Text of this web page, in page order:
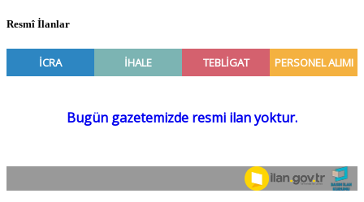
Resmî İlanlar